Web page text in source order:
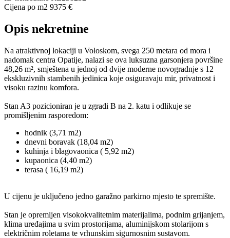
Cijena po m2 9375 €
Opis nekretnine
Na atraktivnoj lokaciji u Voloskom, svega 250 metara od mora i
nadomak centra Opatije, nalazi se ova luksuzna garsonjera površine
48,26 m², smještena u jednoj od dvije moderne novogradnje s 12
ekskluzivnih stambenih jedinica koje osiguravaju mir, privatnost i
visoku razinu komfora.
Stan A3 pozicioniran je u zgradi B na 2. katu i odlikuje se
promišljenim rasporedom:
hodnik (3,71 m2)
dnevni boravak (18,04 m2)
kuhinja i blagovaonica ( 5,92 m2)
kupaonica (4,40 m2)
terasa ( 16,19 m2)
U cijenu je uključeno jedno garažno parkirno mjesto te spremište.
Stan je opremljen visokokvalitetnim materijalima, podnim grijanjem,
klima uređajima u svim prostorijama, aluminijskom stolarijom s
električnim roletama te vrhunskim sigurnosnim sustavom.